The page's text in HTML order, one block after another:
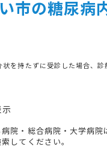
市の糖尿病
状を持たずに受診した場合、
院・総合病院・大学病
してください。